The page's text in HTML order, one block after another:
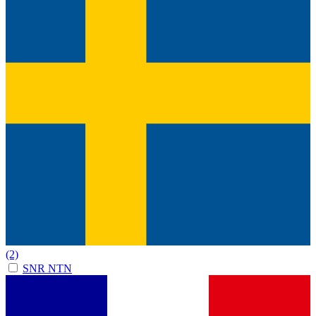
(2)
SNR NTN